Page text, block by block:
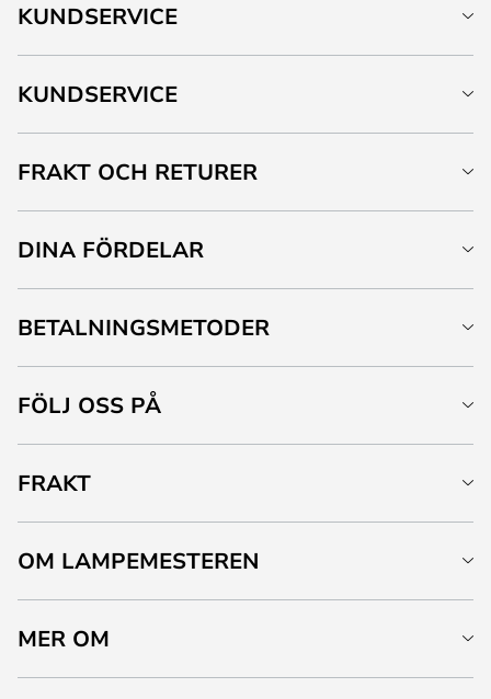
KUNDSERVICE
KUNDSERVICE
FRAKT OCH RETURER
DINA FÖRDELAR
BETALNINGSMETODER
FÖLJ OSS PÅ
FRAKT
OM LAMPEMESTEREN
MER OM